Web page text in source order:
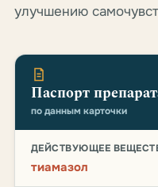
улучшению
Паспорт
по данным карточки
ДЕЙСТВУЮЩЕЕ
тиамазол